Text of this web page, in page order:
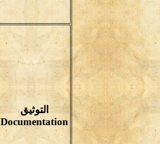
التوثيق
Documentation